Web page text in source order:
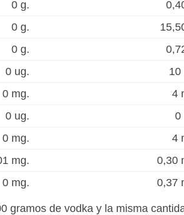
0 g.
0 g.
0 g.
0 ug.
10
0 mg.
4
0 ug.
0
0 mg.
4
mg.
0,30
0 mg. 0,37
gramos de vodka y la misma